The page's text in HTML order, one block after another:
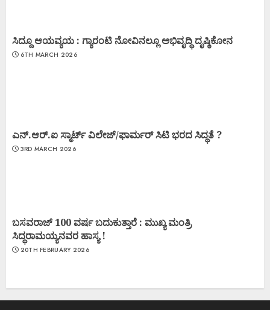
ಸಿದ್ದೂ ಆಯವ್ಯಯ : ಗ್ಯಾರಂಟಿ ನೋವಿನಲ್ಲೂ ಅಭಿವೃದ್ಧಿ ದೃಷ್ಠಿಕೋನ
6TH MARCH 2026
ಎನ್.ಆರ್.ಐ ಸ್ಮಾರ್ಟ್ ವಿಲೇಜ್/ಫಾರ್ಮರ್ ಸಿಟಿ ಭರದ ಸಿದ್ಧತೆ ?
3RD MARCH 2026
ಬಸವರಾಜ್ 100 ವರ್ಷ ಬದುಕುತ್ತಾರೆ : ಮುಖ್ಯ ಮಂತ್ರಿ
ಸಿದ್ಧರಾಮಯ್ಯನವರ ಹಾಸ್ಯ !
20TH FEBRUARY 2026